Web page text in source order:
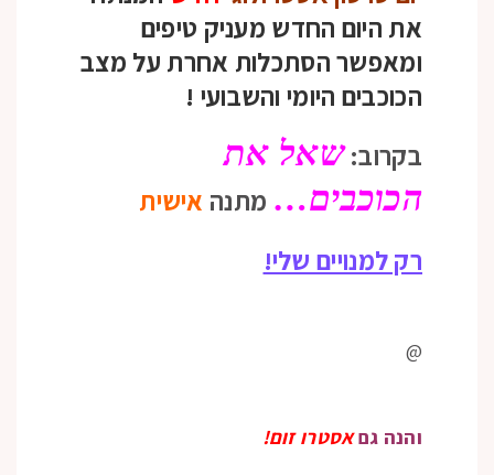
את היום החדש מעניק טיפים
ומאפשר הסתכלות אחרת על מצב
הכוכבים היומי והשבועי !
בקרוב:שאל את
הכוכבים… מתנה אישית
רק למנויים שלי!
@
והנה גםאסטרו זום!